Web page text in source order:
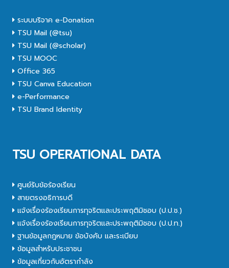
ระบบบริจาค e-Donation
TSU Mail (@tsu)
TSU Mail (@scholar)
TSU MOOC
Office 365
TSU Canva Education
e-Performance
TSU Brand Identity
TSU OPERATIONAL DATA
ศูนย์รับข้อร้องเรียน
สายตรงอธิการบดี
แจ้งเรื่องร้องเรียนการทุจริตและประพฤติมิชอบ (ป.ป.ช.)
แจ้งเรื่องร้องเรียนการทุจริตและประพฤติมิชอบ (ป.ป.ท.)
ฐานข้อมูลกฎหมาย ข้อบังคับ และระเบียบ
ข้อมูลสำหรับประชาชน
ข้อมูลเกี่ยวกับอัตรากำลัง